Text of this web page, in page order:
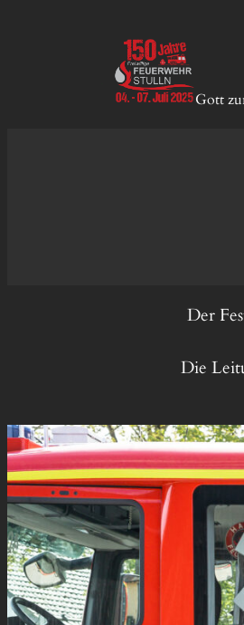
Gott
Der
Die